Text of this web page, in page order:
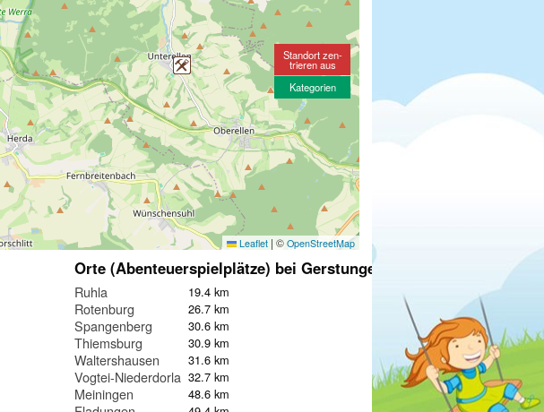
Leaflet | © OpenStreetMap
Standort zen-
trieren aus
Kategorien
Orte (Abenteuerspielplätze) bei Gerstungen
Ruhla 19.4 km
Rotenburg 26.7 km
Spangenberg 30.6 km
Thiemsburg 30.9 km
Waltershausen 31.6 km
Vogtei-Niederdorla 32.7 km
Meiningen 48.6 km